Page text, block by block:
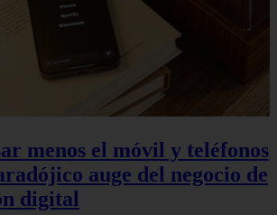
menos el móvil y teléfonos
auge del negocio de
digital